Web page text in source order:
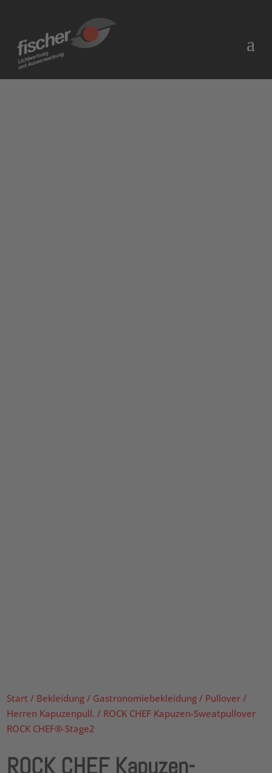
Start / Bekleidung / Gastronomiebekleidung / Pullover /
Herren Kapuzenpull. / ROCK CHEF Kapuzen-Sweatpullover
ROCK CHEF®-Stage2
ROCK CHEF Kapuzen-